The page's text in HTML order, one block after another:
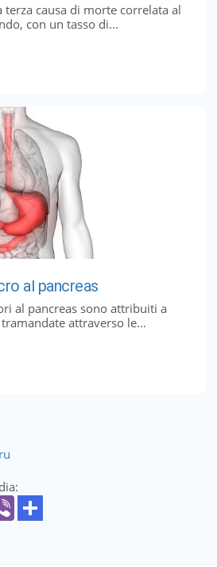
terza causa di morte correlata al
con un tasso di...
al pancreas
al pancreas sono attribuiti a
attraverso le...
ru